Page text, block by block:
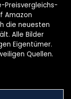
Preisvergleichs-
Amazon
die neuesten
Alle Bilder
Eigentümer.
Quellen.